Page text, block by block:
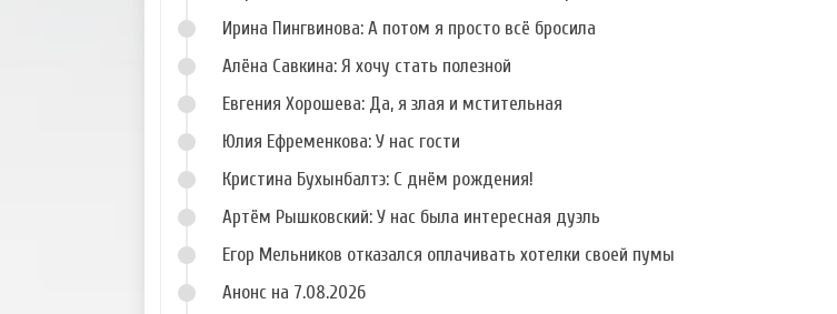
Фото Сергея
Худякова
Фото Алены
Павловой
Фото Сергея
Ирина Пингвинова: А потом я просто всё бросила
Алёна Савкина: Я хочу стать полезной
Евгения Хорошева: Да, я злая и мстительная
Юлия Ефременкова: У нас гости
Кристина Бухынбалтэ: С днём рождения!
Артём Рышковский: У нас была интересная дуэль
Егор Мельников отказался оплачивать хотелки своей пумы
Анонс на 7.08.2026